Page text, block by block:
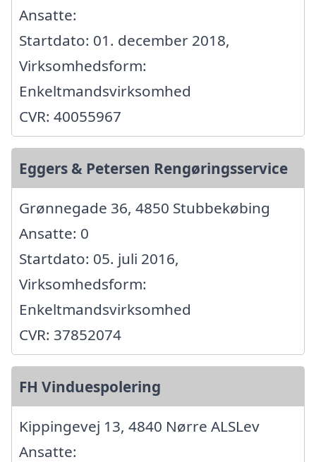
Ansatte:
Startdato: 01. december 2018,
Virksomhedsform:
Enkeltmandsvirksomhed
CVR: 40055967
Eggers & Petersen Rengøringsservice
Grønnegade 36, 4850 Stubbekøbing
Ansatte: 0
Startdato: 05. juli 2016,
Virksomhedsform:
Enkeltmandsvirksomhed
CVR: 37852074
FH Vinduespolering
Kippingevej 13, 4840 Nørre ALSLev
Ansatte: